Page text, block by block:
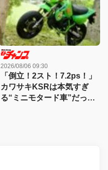
2026/08/06 09:30
「倒立！2スト！7.2ps！」
カワサキKSRは本気すぎ
る“ミニモタード車”だった